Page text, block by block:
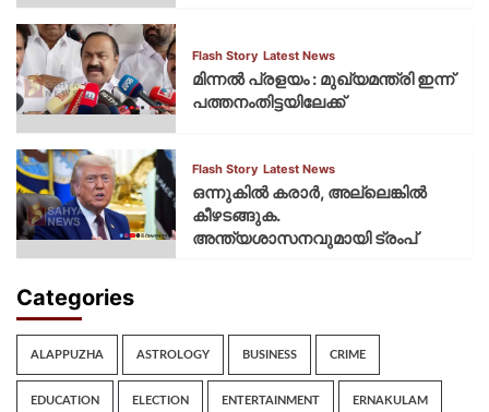
Flash Story Latest News
മിന്നല്‍ പ്രളയം : മുഖ്യമന്ത്രി ഇന്ന്
പത്തനംതിട്ടയിലേക്ക്
Flash Story Latest News
ഒന്നുകില്‍ കരാര്‍, അല്ലെങ്കില്‍
കീഴടങ്ങുക.
അന്ത്യശാസനവുമായി ട്രംപ്
Categories
ALAPPUZHA ASTROLOGY BUSINESS CRIME
EDUCATION ELECTION ENTERTAINMENT ERNAKULAM